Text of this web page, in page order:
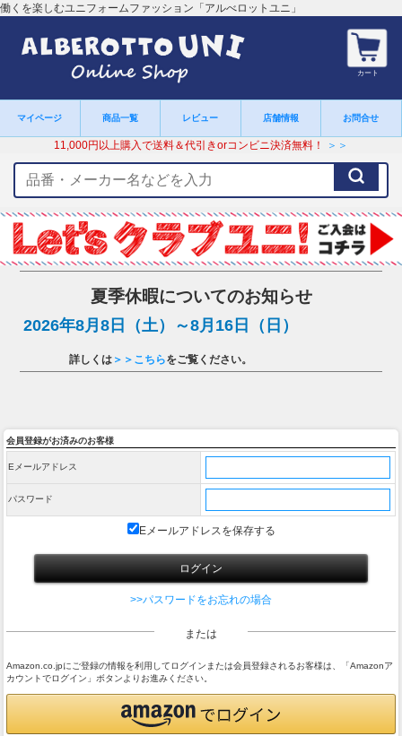
働くを楽しむユニフォームファッション「アルべロットユニ」
カート
マイページ 商品一覧 レビュー 店舗情報 お問合せ
11,000円以上購入で送料＆代引きorコンビニ決済無料！ ＞＞
ー
ワ
ー
ド
夏季休暇についてのお知らせ
2026年8月8日（土）～8月16日（日）
詳しくは ＞＞こちらをご覧ください。
会員登録がお済みのお客様
Eメールアドレス
パスワード
Eメールアドレスを保存する
>>パスワードをお忘れの場合
または
Amazon.co.jpにご登録の情報を利用してログインまたは会員登録されるお客様は、「Amazonア
カウントでログイン」ボタンよりお進みください。